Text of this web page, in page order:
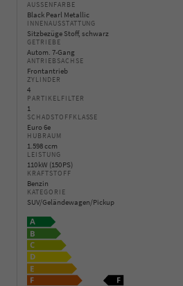
AUSSENFARBE
Black Pearl Metallic
INNENAUSSTATTUNG
Sitzbezüge Stoff, schwarz
GETRIEBE
Autom. 7-Gang
ANTRIEBSACHSE
Frontantrieb
ZYLINDER
4
PARTIKELFILTER
1
SCHADSTOFFKLASSE
Euro 6e
HUBRAUM
1.598 ccm
LEISTUNG
110 kW (150 PS)
KRAFTSTOFF
Benzin
KATEGORIE
SUV/Geländewagen/Pickup